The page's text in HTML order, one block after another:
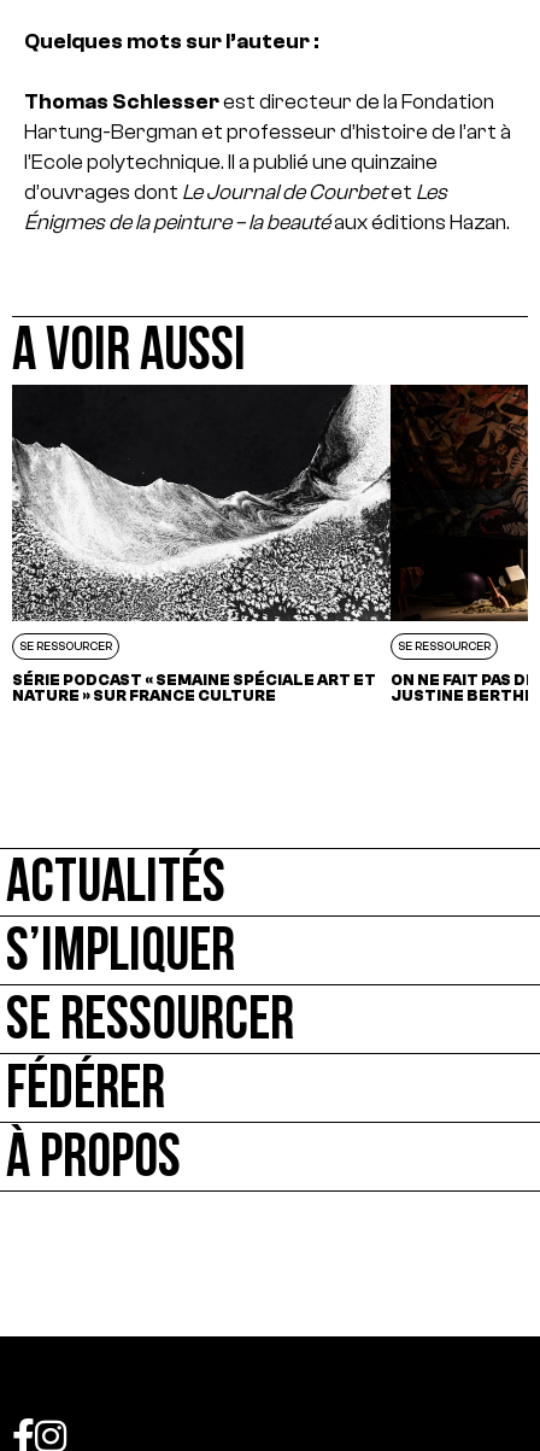
Quelques mots sur l’auteur :
Thomas Schlesserest directeur de la Fondation
Hartung-Bergman et professeur d’histoire de l’art à
l’Ecole polytechnique. Il a publié une quinzaine
d’ouvrages dont Le Journal de Courbetet Les
Énigmes de la peinture – la beautéaux éditions Hazan.
A VOIR AUSSI
SE RESSOURCER
SÉRIE PODCAST « SEMAINE SPÉCIALE ART ET
NATURE » SUR FRANCE CULTURE
SE RESSOURCER
ON NE FAIT PAS
JUSTINE
ACTUALITÉS
S’IMPLIQUER
SE RESSOURCER
FÉDÉRER
À PROPOS